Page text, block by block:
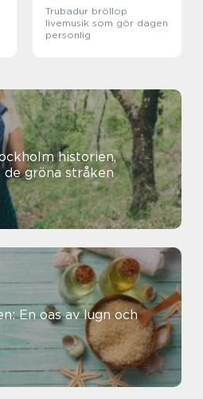
Trubadur bröllop
livemusik som gör dagen
personlig
historien,
de gröna stråken
En oas av lugn och